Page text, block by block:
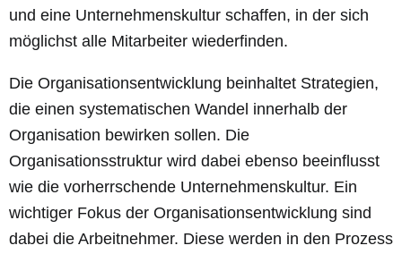
und eine Unternehmenskultur schaffen, in der sich
möglichst alle Mitarbeiter wiederfinden.
Die Organisationsentwicklung beinhaltet Strategien,
die einen systematischen Wandel innerhalb der
Organisation bewirken sollen. Die
Organisationsstruktur wird dabei ebenso beeinflusst
wie die vorherrschende Unternehmenskultur. Ein
wichtiger Fokus der Organisationsentwicklung sind
dabei die Arbeitnehmer. Diese werden in den Prozess